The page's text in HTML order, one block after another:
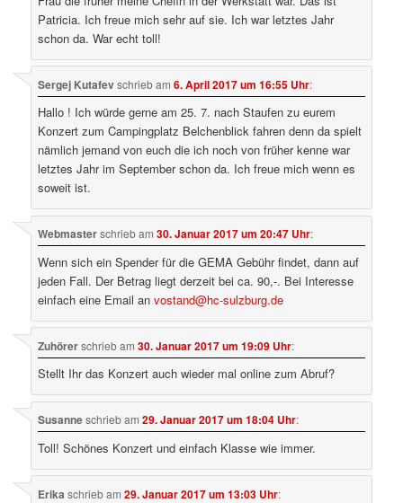
Patricia. Ich freue mich sehr auf sie. Ich war letztes Jahr
schon da. War echt toll!
Sergej Kutafev schriebam 6. April 2017 um 16:55 Uhr:
Hallo ! Ich würde gerne am 25. 7. nach Staufen zu eurem
Konzert zum Campingplatz Belchenblick fahren denn da spielt
nämlich jemand von euch die ich noch von früher kenne war
letztes Jahr im September schon da. Ich freue mich wenn es
soweit ist.
Webmaster schriebam 30. Januar 2017 um 20:47 Uhr:
Wenn sich ein Spender für die GEMA Gebühr findet, dann auf
jeden Fall. Der Betrag liegt derzeit bei ca. 90,-. Bei Interesse
einfach eine Email an vostand@hc-sulzburg.de
Zuhörer schriebam 30. Januar 2017 um 19:09 Uhr:
Stellt Ihr das Konzert auch wieder mal online zum Abruf?
Susanne schriebam 29. Januar 2017 um 18:04 Uhr:
Toll! Schönes Konzert und einfach Klasse wie immer.
Erika schriebam 29. Januar 2017 um 13:03 Uhr: